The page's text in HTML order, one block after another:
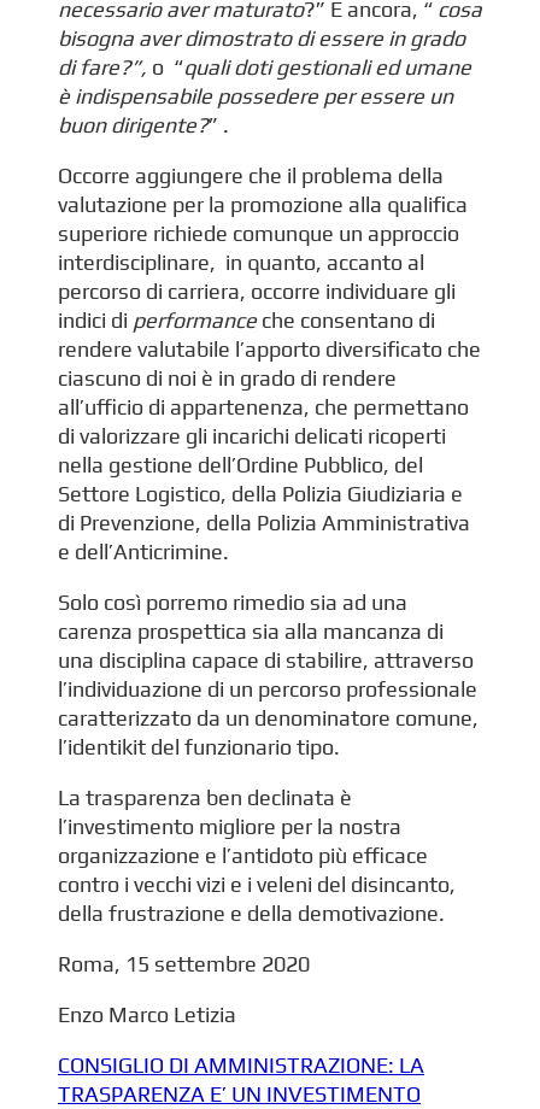
necessario aver maturato?” E ancora, “ cosa
bisogna aver dimostrato di essere in grado
di fare?”, o “quali doti gestionali ed umane
è indispensabile possedere per essere un
buon dirigente?” .
Occorre aggiungere che il problema della
valutazione per la promozione alla qualifica
superiore richiede comunque un approccio
interdisciplinare, in quanto, accanto al
percorso di carriera, occorre individuare gli
indici di performanceche consentano di
rendere valutabile l’apporto diversificato che
ciascuno di noi è in grado di rendere
all’ufficio di appartenenza, che permettano
di valorizzare gli incarichi delicati ricoperti
nella gestione dell’Ordine Pubblico, del
Settore Logistico, della Polizia Giudiziaria e
di Prevenzione, della Polizia Amministrativa
e dell’Anticrimine.
Solo così porremo rimedio sia ad una
carenza prospettica sia alla mancanza di
una disciplina capace di stabilire, attraverso
l’individuazione di un percorso professionale
caratterizzato da un denominatore comune,
l’identikit del funzionario tipo.
La trasparenza ben declinata è
l’investimento migliore per la nostra
organizzazione e l’antidoto più efficace
contro i vecchi vizi e i veleni del disincanto,
della frustrazione e della demotivazione.
Roma, 15 settembre 2020
Enzo Marco Letizia
CONSIGLIO DI AMMINISTRAZIONE: LA
TRASPARENZA E’ UN INVESTIMENTO